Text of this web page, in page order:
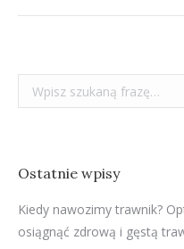
Szukaj:
Ostatnie wpisy
Kiedy nawozimy trawnik?
osiągnąć zdrową i gęstą